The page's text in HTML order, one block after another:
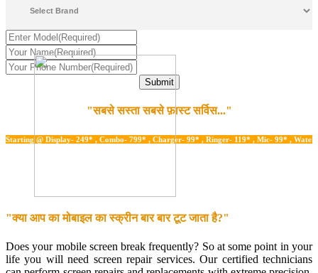
"सबसे सस्ता सबसे फ़ास्ट सर्विस..."
@ Display- 249* , Combo- 799* , Charger- 99* , Ringer- 119* , Mic- 99* , Water
"क्या आप का मोबाइल का स्क्रीन बार बार टूट जाता है?"
Does your mobile screen break frequently? So at some point in your
life you will need screen repair services. Our certified technicians